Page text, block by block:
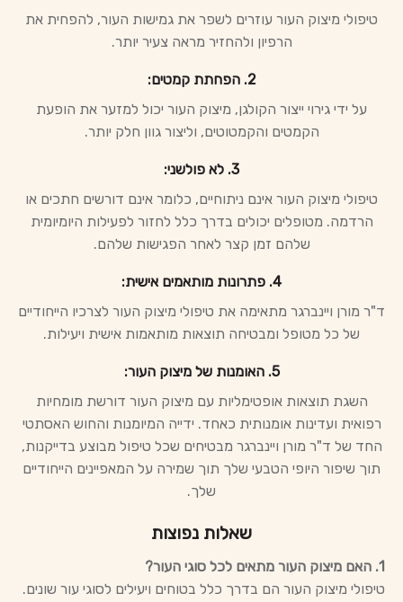
טיפולי מיצוק העור עוזרים לשפר את גמישות העור, להפחית את
הרפיון ולהחזיר מראה צעיר יותר.
2. הפחתת קמטים:
על ידי גירוי ייצור הקולגן, מיצוק העור יכול למזער את הופעת
הקמטים והקמטוטים, וליצור גוון חלק יותר.
3. לא פולשני:
טיפולי מיצוק העור אינם ניתוחיים, כלומר אינם דורשים חתכים או
הרדמה. מטופלים יכולים בדרך כלל לחזור לפעילות היומיומית
שלהם זמן קצר לאחר הפגישות שלהם.
4. פתרונות מותאמים אישית:
ד"ר מורן ויינברגר מתאימה את טיפולי מיצוק העור לצרכיו הייחודיים
של כל מטופל ומבטיחה תוצאות מותאמות אישית ויעילות.
5. האומנות של מיצוק העור:
השגת תוצאות אופטימליות עם מיצוק העור דורשת מומחיות
רפואית ועדינות אומנותית כאחד. ידייה המיומנות והחוש האסתטי
החד של ד"ר מורן ויינברגר מבטיחים שכל טיפול מבוצע בדייקנות,
תוך שיפור היופי הטבעי שלך תוך שמירה על המאפיינים הייחודיים
שלך.
שאלות נפוצות
1. האם מיצוק העור מתאים לכל סוגי העור?
טיפולי מיצוק העור הם בדרך כלל בטוחים ויעילים לסוגי עור שונים.